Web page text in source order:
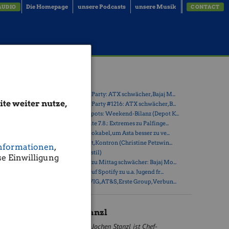
weiter nutze,
,
Einwilligung
Die Homepage unsere Podcasts unsere Musik CONTACT
wir es
in
sich
» Wiener Börse Party: ATX schwächer, Bajaj M...
» Wiener Börse Party #1216: ATX schwächer, B...
» Österreich-Depots: Weekend-Bilanz (Depot K...
» Börsegeschichte 7.8.: Extremes zu Palfinge...
» Nachlese: 10 Vokabel, um Asta besser zu ve...
» PIR-News: Post, Kontron (Christine Petzwin...
» (Christian Drastil)
» Wiener Börse zu Mittag schwächer: Bajaj Mo...
» Börse-Inputs auf Spotify zu u.a. Jugend fr...
» ATX-Trends: VIG, AT&S, Erste Group, Verbun...
Jochen Stanzl
Jochen Stanzl ist Chef-